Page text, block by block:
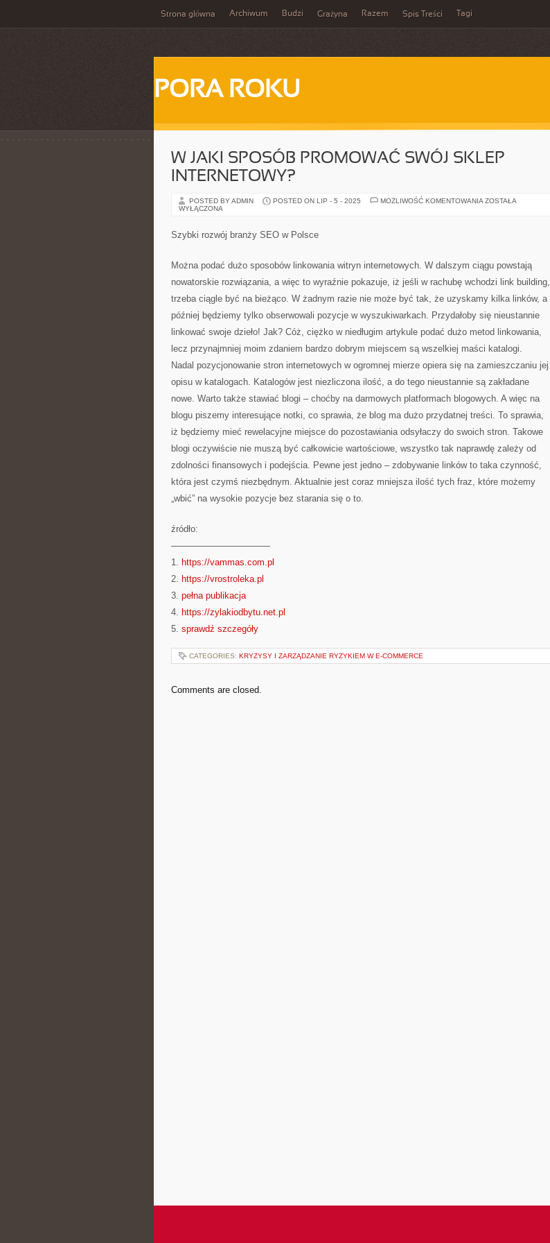
Strona główna Archiwum Budzi Grażyna Razem Spis Treści Tagi
PORA ROKU
W JAKI SPOSÓB PROMOWAĆ SWÓJ SKLEP
INTERNETOWY?
POSTED BY ADMIN POSTED ON LIP - 5 - 2025 MOŻLIWOŚĆ KOMENTOWANIA W
ZOSTAŁA
WYŁĄCZONA
Szybki rozwój branży SEO w Polsce
Można podać dużo sposobów linkowania witryn internetowych. W dalszym ciągu powstają
nowatorskie rozwiązania, a więc to wyraźnie pokazuje, iż jeśli w rachubę wchodzi link building,
trzeba ciągle być na bieżąco. W żadnym razie nie może być tak, że uzyskamy kilka linków, a
później będziemy tylko obserwowali pozycje w wyszukiwarkach. Przydałoby się nieustannie
linkować swoje dzieło! Jak? Cóż, ciężko w niedługim artykule podać dużo metod linkowania,
lecz przynajmniej moim zdaniem bardzo dobrym miejscem są wszelkiej maści katalogi.
Nadal pozycjonowanie stron internetowych w ogromnej mierze opiera się na zamieszczaniu jej
opisu w katalogach. Katalogów jest niezliczona ilość, a do tego nieustannie są zakładane
nowe. Warto także stawiać blogi – choćby na darmowych platformach blogowych. A więc na
blogu piszemy interesujące notki, co sprawia, że blog ma dużo przydatnej treści. To sprawia,
iż będziemy mieć rewelacyjne miejsce do pozostawiania odsyłaczy do swoich stron. Takowe
blogi oczywiście nie muszą być całkowicie wartościowe, wszystko tak naprawdę zależy od
zdolności finansowych i podejścia. Pewne jest jedno – zdobywanie linków to taka czynność,
która jest czymś niezbędnym. Aktualnie jest coraz mniejsza ilość tych fraz, które możemy
„wbić” na wysokie pozycje bez starania się o to.
źródło:
———————————
1. https://vammas.com.pl
2. https://vrostroleka.pl
3. pełna publikacja
4. https://zylakiodbytu.net.pl
5. sprawdź szczegóły
CATEGORIES: KRYZYSY I ZARZĄDZANIE RYZYKIEM W E-COMMERCE
Comments are closed.